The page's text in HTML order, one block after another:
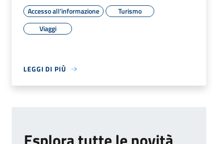
Accesso all'informazione
Turismo
Viaggi
LEGGI DI PIÙ